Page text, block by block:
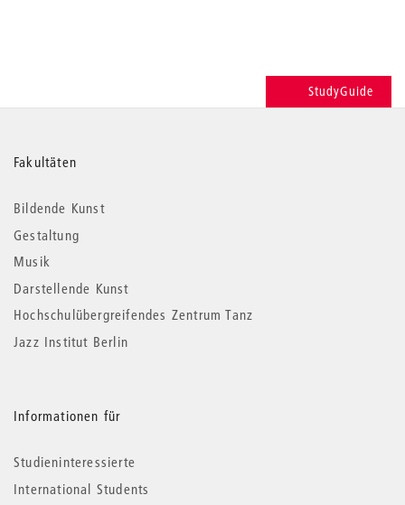
StudyGuide
Weitere
Informationen
Fakultäten
Bildende Kunst
Gestaltung
Musik
Darstellende Kunst
Hochschulübergreifendes Zentrum Tanz
Jazz Institut Berlin
Informationen für
Studieninteressierte
International Students